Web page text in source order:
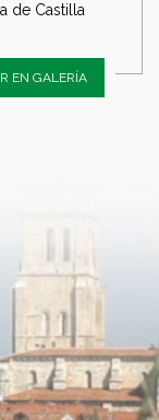
de Castilla
EN GALERÍA